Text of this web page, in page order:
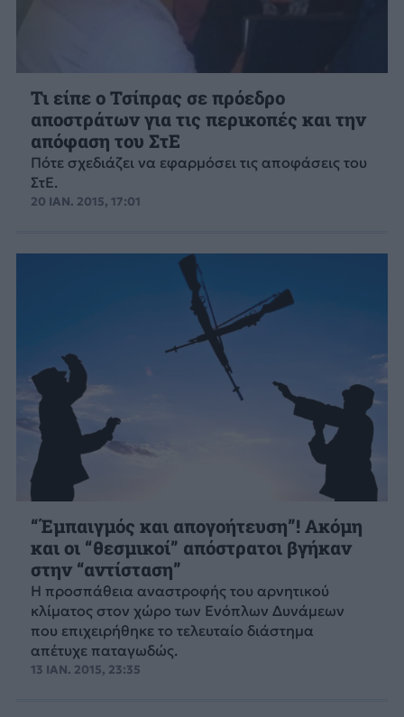
Τι είπε ο Τσίπρας σε πρόεδρο
αποστράτων για τις περικοπές και την
απόφαση του ΣτΕ
Πότε σχεδιάζει να εφαρμόσει τις αποφάσεις του
ΣτΕ.
20 ΙΑΝ. 2015, 17:01
“Έμπαιγμός και απογοήτευση”! Ακόμη
και οι “θεσμικοί” απόστρατοι βγήκαν
στην “αντίσταση”
Η προσπάθεια αναστροφής του αρνητικού
κλίματος στον χώρο των Ενόπλων Δυνάμεων
που επιχειρήθηκε το τελευταίο διάστημα
απέτυχε παταγωδώς.
13 ΙΑΝ. 2015, 23:35